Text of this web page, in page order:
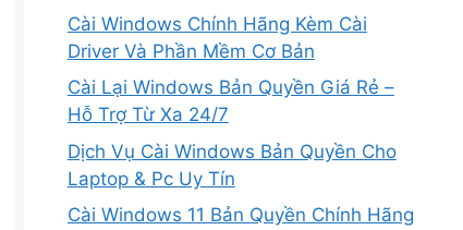
Cài Windows Chính Hãng Kèm Cài
Driver Và Phần Mềm Cơ Bản
Cài Lại Windows Bản Quyền Giá Rẻ –
Hỗ Trợ Từ Xa 24/7
Dịch Vụ Cài Windows Bản Quyền Cho
Laptop & Pc Uy Tín
Cài Windows 11 Bản Quyền Chính Hãng